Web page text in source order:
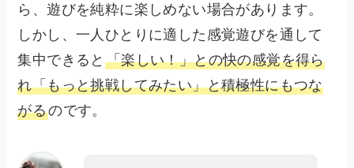
ら、遊びを純粋に楽しめない場合があります。
しかし、一人ひとりに適した感覚遊びを通して
集中できると 「楽しい！」との快の感覚を得ら
れ「もっと挑戦してみたい」と積極性にもつな
がるのです。